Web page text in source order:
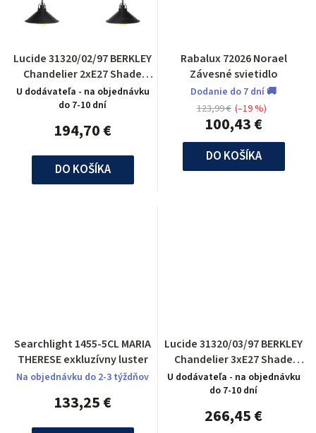
Lucide 31320/02/97 BERKLEY
Chandelier 2xE27 Shade
Metal Rust
U dodávateľa - na objednávku
do 7-10 dní
194,70 €
DO KOŠÍKA
Rabalux 72026 Norael
Závesné svietidlo
Dodanie do 7 dní 🚚
100,43 €
123,99 € (–19 %)
DO KOŠÍKA
Searchlight 1455-5CL MARIA
THERESE exkluzívny luster
Na objednávku do 2-3 týždňov
133,25 €
Lucide 31320/03/97 BERKLEY
Chandelier 3xE27 Shade
Metal Rust
U dodávateľa - na objednávku
do 7-10 dní
266,45 €